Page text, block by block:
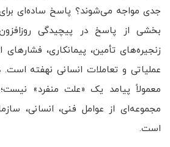
جدی مواجه می‌شوند؟ پاسخ ساده‌ای
بخشی از پاسخ در پیچیدگی روزافزون
زنجیره‌های تأمین، پیمانکاری،
عملیاتی و تعاملات انسانی نهفته
معمولاً پیامد یک «علت منفرد»
مجموعه‌ای از عوامل فنی، انسانی،
است.